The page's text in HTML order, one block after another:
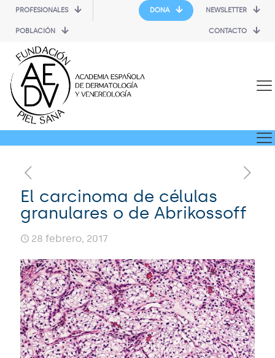
PROFESIONALES
POBLACIÓN
DONA NEWSLETTER
CONTACTO
El carcinoma de células
granulares o de Abrikossoff
28 febrero, 2017